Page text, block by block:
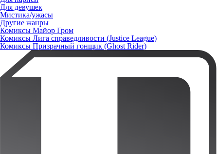
Для девушек
Мистика/ужасы
Другие жанры
Комиксы Майор Гром
Комиксы Лига справедливости (Justice League)
Комиксы Призрачный гонщик (Ghost Rider)